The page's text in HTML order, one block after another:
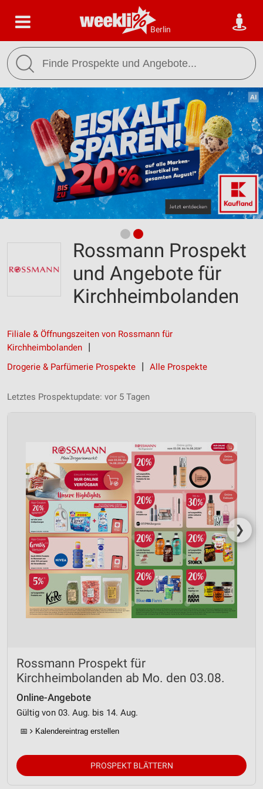
Berlin
Rossmann Prospekt
und Angebote für
Kirchheimbolanden
Filiale & Öffnungszeiten von Rossmann für
Kirchheimbolanden
Drogerie & Parfümerie Prospekte
Alle Prospekte
Letztes Prospektupdate: vor 5 Tagen
❯
Rossmann Prospekt für
Kirchheimbolanden ab Mo. den 03.08.
Online-Angebote
Gültig von 03. Aug. bis 14. Aug.
📅 Kalendereintrag erstellen
PROSPEKT BLÄTTERN